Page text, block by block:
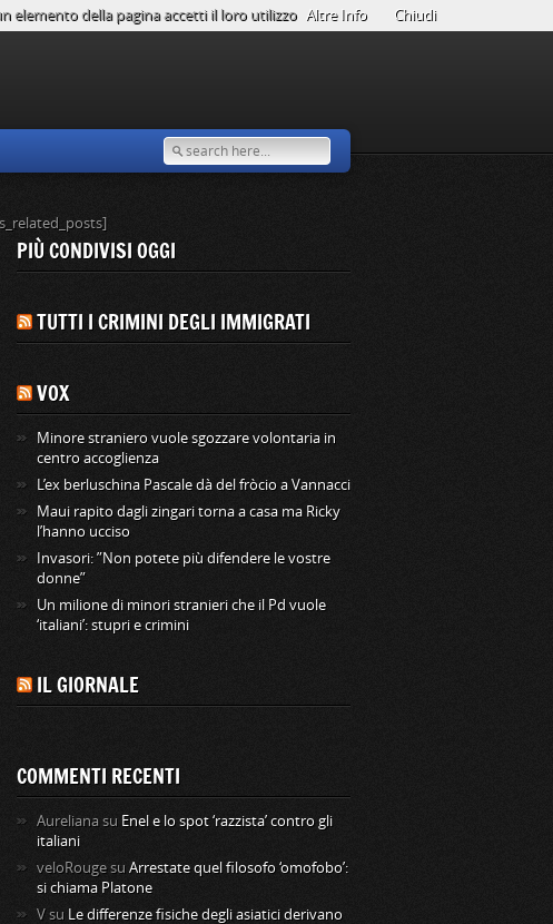
PIÙ CONDIVISI OGGI
TUTTI I CRIMINI DEGLI IMMIGRATI
VOX
Minore straniero vuole sgozzare volontaria in
centro accoglienza
L’ex berluschina Pascale dà del fròcio a Vannacci
Maui rapito dagli zingari torna a casa ma Ricky
l’hanno ucciso
Invasori: ”Non potete più difendere le vostre
donne”
Un milione di minori stranieri che il Pd vuole
‘italiani’: stupri e crimini
IL GIORNALE
COMMENTI RECENTI
Aureliana su Enel e lo spot ‘razzista’ contro gli
italiani
veloRouge su Arrestate quel filosofo ‘omofobo’:
si chiama Platone
V su Le differenze fisiche degli asiatici derivano
elemento della pagina accetti il loro utilizzo Altre Info Chiudi